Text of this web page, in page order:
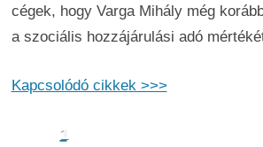
cégek, hogy Varga Mihály még
a szociális hozzájárulási adó
Kapcsolódó cikkek >>>
1